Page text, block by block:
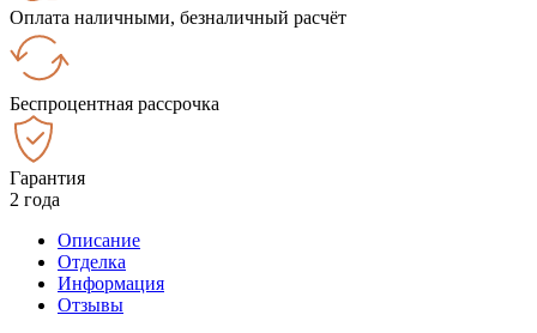
Оплата наличными, безналичный расчёт
Беспроцентная рассрочка
Гарантия
2 года
Описание
Отделка
Информация
Отзывы